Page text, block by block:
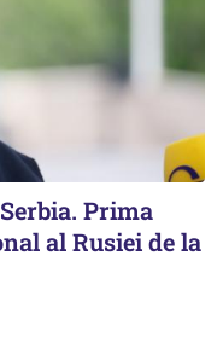
Prima
al Rusiei de la